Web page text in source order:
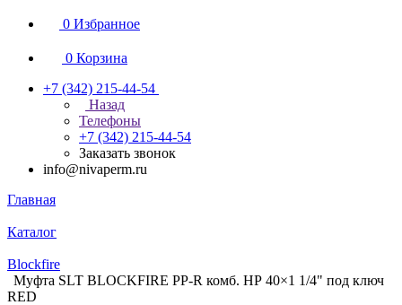
0 Избранное
0 Корзина
+7 (342) 215-44-54
Назад
Телефоны
+7 (342) 215-44-54
Заказать звонок
info@nivaperm.ru
Главная
Каталог
Blockfire
Муфта SLT BLOCKFIRE PP-R комб. НР 40×1 1/4" под ключ
RED